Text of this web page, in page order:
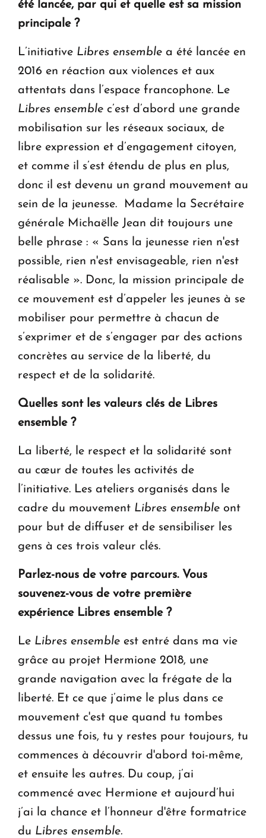
été lancée, par qui et quelle est sa mission
principale ?
L’initiative Libres ensemble a été lancée en
2016 en réaction aux violences et aux
attentats dans l’espace francophone. Le
Libres ensemble c’est d’abord une grande
mobilisation sur les réseaux sociaux, de
libre expression et d’engagement citoyen,
et comme il s’est étendu de plus en plus,
donc il est devenu un grand mouvement au
sein de la jeunesse. Madame la Secrétaire
générale Michaëlle Jean dit toujours une
belle phrase : « Sans la jeunesse rien n'est
possible, rien n'est envisageable, rien n'est
réalisable ». Donc, la mission principale de
ce mouvement est d’appeler les jeunes à se
mobiliser pour permettre à chacun de
s’exprimer et de s’engager par des actions
concrètes au service de la liberté, du
respect et de la solidarité.
Quelles sont les valeurs clés de Libres
ensemble?
La liberté, le respect et la solidarité sont
au cœur de toutes les activités de
l’initiative. Les ateliers organisés dans le
cadre du mouvement Libres ensemble ont
pour but de diffuser et de sensibiliser les
gens à ces trois valeur clés.
Parlez-nous de votre parcours. Vous
souvenez-vous de votre première
expérience Libres ensemble ?
Le Libres ensemble est entré dans ma vie
grâce au projet Hermione 2018, une
grande navigation avec la frégate de la
liberté. Et ce que j’aime le plus dans ce
mouvement c'est que quand tu tombes
dessus une fois, tu y restes pour toujours, tu
commences à découvrir d'abord toi-même,
et ensuite les autres. Du coup, j’ai
commencé avec Hermione et aujourd’hui
j’ai la chance et l’honneur d'être formatrice
du Libres ensemble.